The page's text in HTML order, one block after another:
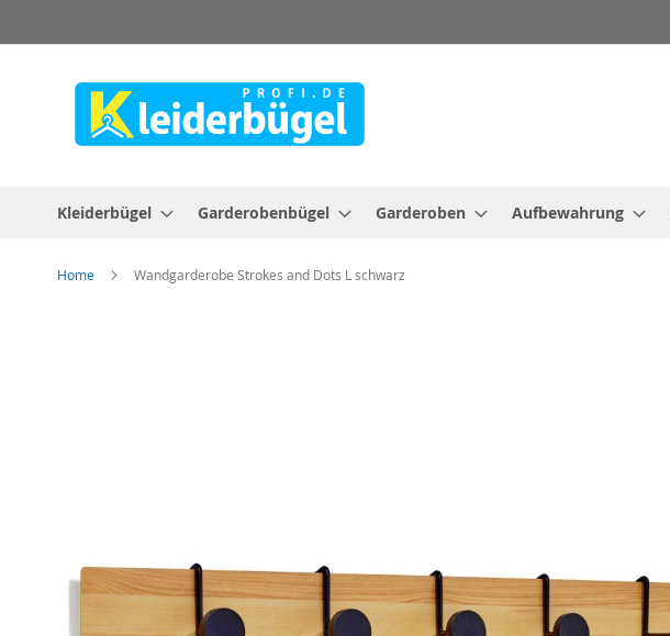
zum
Kleiderbügel Garderobenbügel Garderoben Aufbewahrung
Home Wandgarderobe Strokes and Dots L schwarz